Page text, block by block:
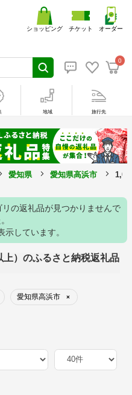
0
ショッピング チケット オーダー
地域 旅行先
愛知県 愛知県高浜市
リの返礼品が見つかりませんで
示しています。
）のふるさと納税返礼品
愛知県高浜市 ×